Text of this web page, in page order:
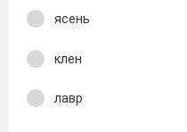
ясень
клен
лавр